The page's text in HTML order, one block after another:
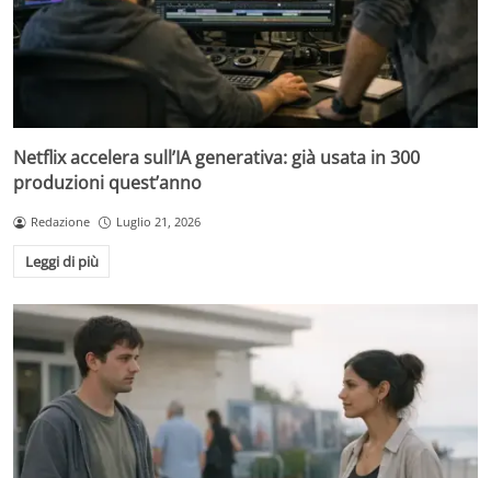
Netflix accelera sull’IA generativa: già usata in 300
produzioni quest’anno
Redazione Luglio 21, 2026
Leggi di più